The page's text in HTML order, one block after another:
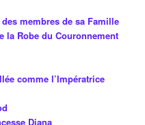
membres de sa Famille
la Robe du Couronnement
comme l’Impératrice
Diana